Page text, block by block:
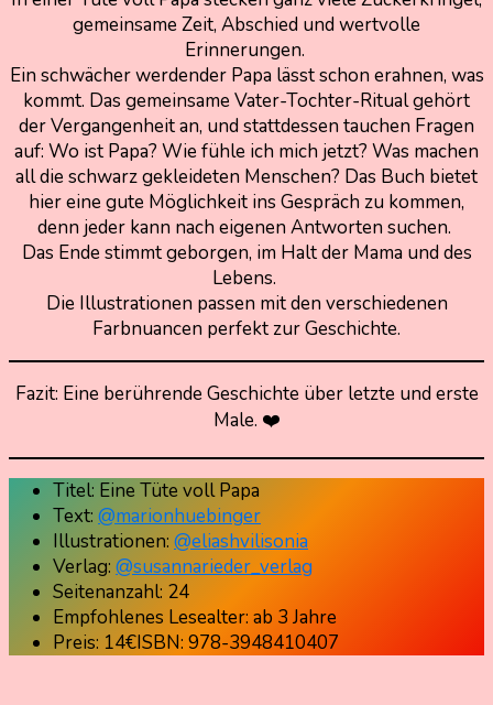
gemeinsame Zeit, Abschied und wertvolle
Erinnerungen.
Ein schwächer werdender Papa lässt schon erahnen, was
kommt. Das gemeinsame Vater-Tochter-Ritual gehört
der Vergangenheit an, und stattdessen tauchen Fragen
auf: Wo ist Papa? Wie fühle ich mich jetzt? Was machen
all die schwarz gekleideten Menschen? Das Buch bietet
hier eine gute Möglichkeit ins Gespräch zu kommen,
denn jeder kann nach eigenen Antworten suchen.
Das Ende stimmt geborgen, im Halt der Mama und des
Lebens.
Die Illustrationen passen mit den verschiedenen
Farbnuancen perfekt zur Geschichte.
Fazit: Eine berührende Geschichte über letzte und erste
Male. ❤️
Titel: Eine Tüte voll Papa
Text: @marionhuebinger
Illustrationen: @eliashvilisonia
Verlag: @susannarieder_verlag
Seitenanzahl: 24
Empfohlenes Lesealter: ab 3 Jahre
Preis: 14€ISBN: 978-3948410407